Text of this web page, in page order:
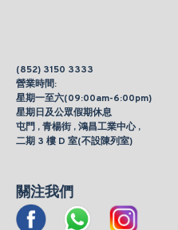
(852) 3150 3333
營業時間:
星期一至六(09:00am-6:00pm)
星期日及公眾假期休息
屯門 , 青楊街 , 鴻昌工業中心 ,
二期 3 樓 D 室(不設陳列室)
關注我們